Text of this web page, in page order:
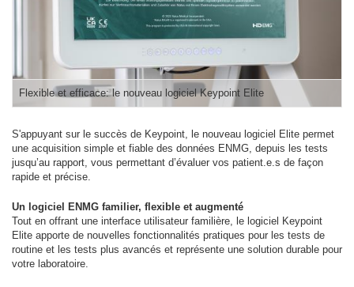
Flexible et efficace: le nouveau logiciel Keypoint Elite
S'appuyant sur le succès de Keypoint, le nouveau logiciel Elite permet
une acquisition simple et fiable des données ENMG, depuis les tests
jusqu’au rapport, vous permettant d’évaluer vos patient.e.s de façon
rapide et précise.
Un logiciel ENMG familier, flexible et augmenté
Tout en offrant une interface utilisateur familière, le logiciel Keypoint
Elite apporte de nouvelles fonctionnalités pratiques pour les tests de
routine et les tests plus avancés et représente une solution durable pour
votre laboratoire.